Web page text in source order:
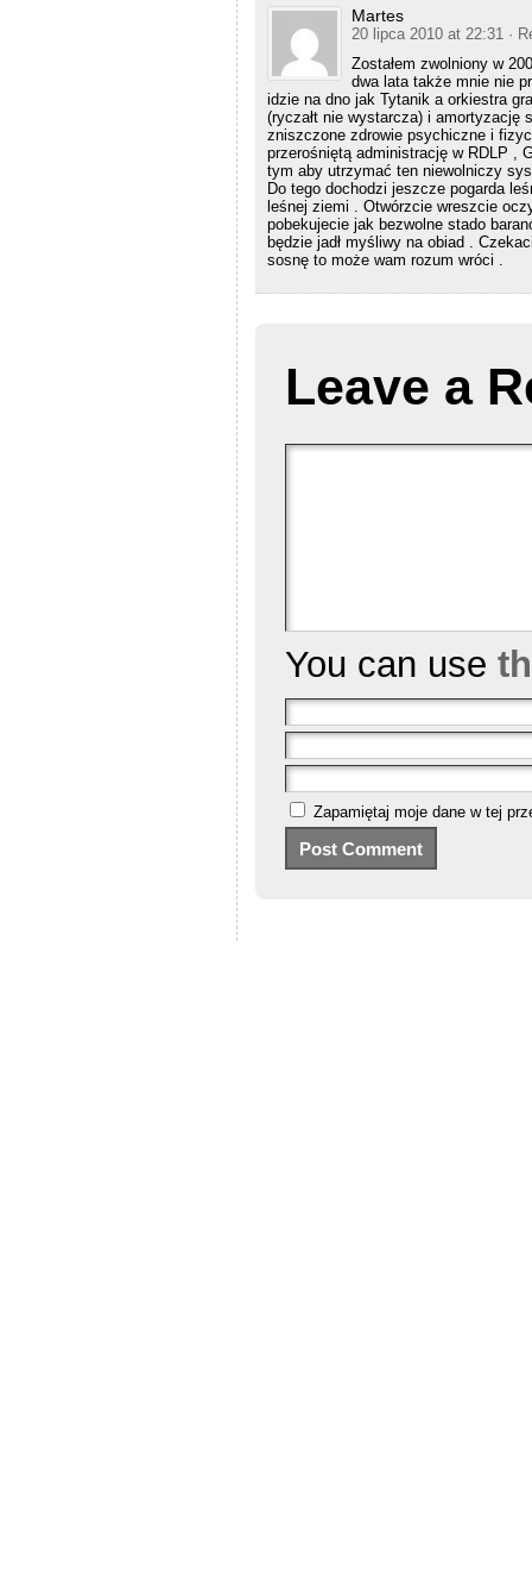
Martes
20 lipca 2010 at 22:31 ·
Zostałem zwolniony w
dwa lata także mnie nie
idzie na dno jak Tytanik a orkiestra
(ryczałt nie wystarcza) i amortyzację
zniszczone zdrowie psychiczne i
przerośniętą administrację w RDLP ,
tym aby utrzymać ten niewolniczy
Do tego dochodzi jeszcze pogarda
leśnej ziemi . Otwórzcie wreszcie
pobekujecie jak bezwolne stado
będzie jadł myśliwy na obiad .
sosnę to może wam rozum wróci .
Leave a
You can use
Zapamiętaj moje dane w tej